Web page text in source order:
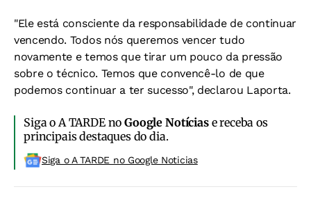
"Ele está consciente da responsabilidade de continuar
vencendo. Todos nós queremos vencer tudo
novamente e temos que tirar um pouco da pressão
sobre o técnico. Temos que convencê-lo de que
podemos continuar a ter sucesso", declarou Laporta.
Siga o A TARDE noGoogle Notíciase receba os
principais destaques do dia.
Siga o A TARDE no Google Noticias